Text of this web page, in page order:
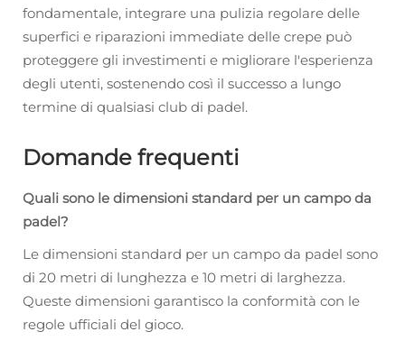
fondamentale, integrare una pulizia regolare delle
superfici e riparazioni immediate delle crepe può
proteggere gli investimenti e migliorare l'esperienza
degli utenti, sostenendo così il successo a lungo
termine di qualsiasi club di padel.
Domande frequenti
Quali sono le dimensioni standard per un campo da
padel?
Le dimensioni standard per un campo da padel sono
di 20 metri di lunghezza e 10 metri di larghezza.
Queste dimensioni garantisco la conformità con le
regole ufficiali del gioco.